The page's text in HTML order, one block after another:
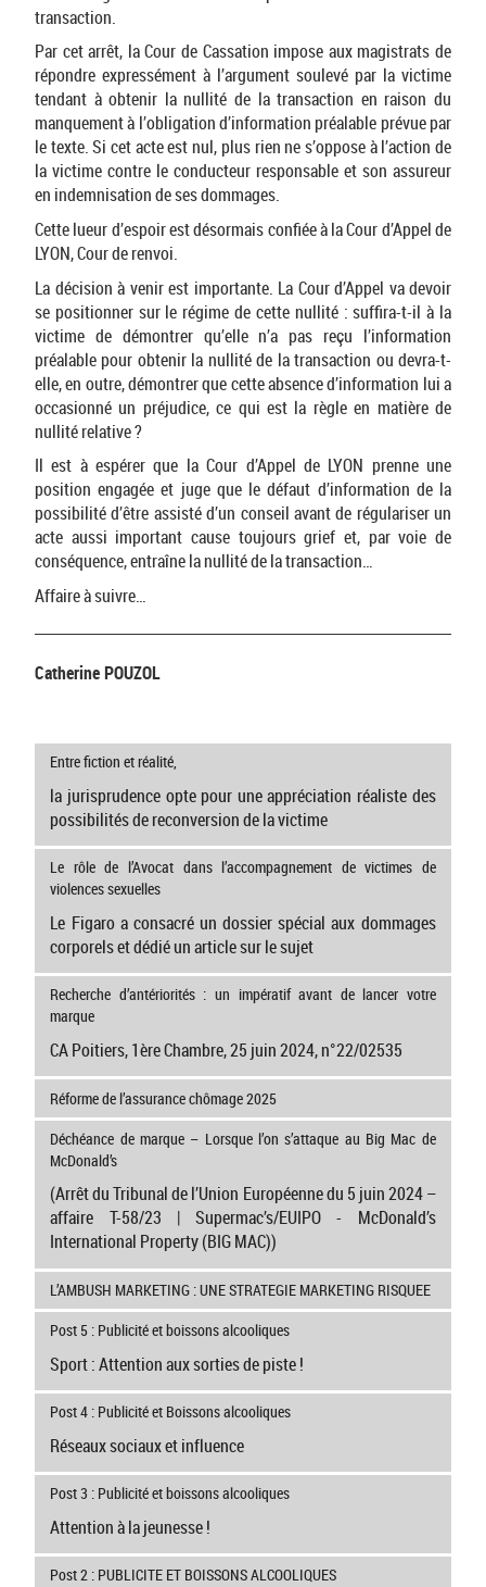
transaction.
Par cet arrêt, la Cour de Cassation impose aux magistrats de
répondre expressément à l’argument soulevé par la victime
tendant à obtenir la nullité de la transaction en raison du
manquement à l’obligation d’information préalable prévue par
le texte. Si cet acte est nul, plus rien ne s’oppose à l’action de
la victime contre le conducteur responsable et son assureur
en indemnisation de ses dommages.
Cette lueur d’espoir est désormais confiée à la Cour d’Appel de
LYON, Cour de renvoi.
La décision à venir est importante. La Cour d’Appel va devoir
se positionner sur le régime de cette nullité : suffira-t-il à la
victime de démontrer qu’elle n’a pas reçu l’information
préalable pour obtenir la nullité de la transaction ou devra-t-
elle, en outre, démontrer que cette absence d’information lui a
occasionné un préjudice, ce qui est la règle en matière de
nullité relative ?
Il est à espérer que la Cour d’Appel de LYON prenne une
position engagée et juge que le défaut d’information de la
possibilité d’être assisté d’un conseil avant de régulariser un
acte aussi important cause toujours grief et, par voie de
conséquence, entraîne la nullité de la transaction…
Affaire à suivre…
Catherine POUZOL
Entre fiction et réalité,
la jurisprudence opte pour une appréciation réaliste des
possibilités de reconversion de la victime
Le rôle de l’Avocat dans l’accompagnement de victimes de
violences sexuelles
Le Figaro a consacré un dossier spécial aux dommages
corporels et dédié un article sur le sujet
Recherche d’antériorités : un impératif avant de lancer votre
marque
CA Poitiers, 1ère Chambre, 25 juin 2024, n°22/02535
Réforme de l’assurance chômage 2025
Déchéance de marque – Lorsque l’on s’attaque au Big Mac de
McDonald’s
(Arrêt du Tribunal de l’Union Européenne du 5 juin 2024 –
affaire T-58/23 | Supermac’s/EUIPO - McDonald’s
International Property (BIG MAC))
L’AMBUSH MARKETING : UNE STRATEGIE MARKETING RISQUEE
Post 5 : Publicité et boissons alcooliques
Sport : Attention aux sorties de piste !
Post 4 : Publicité et Boissons alcooliques
Réseaux sociaux et influence
Post 3 : Publicité et boissons alcooliques
Attention à la jeunesse !
Post 2 : PUBLICITE ET BOISSONS ALCOOLIQUES